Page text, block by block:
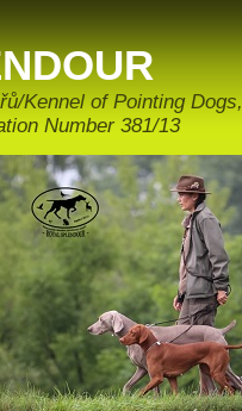
Kennel of Pointing Dogs,
Number 381/13